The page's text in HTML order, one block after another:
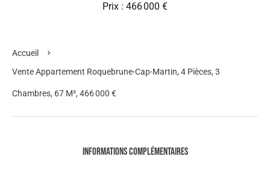
Prix : 466 000 €
Accueil
Vente Appartement Roquebrune-Cap-Martin, 4 Pièces, 3
Chambres, 67 M², 466 000 €
Informations complémentaires